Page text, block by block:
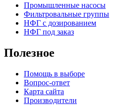
Промышленные насосы
Фильтровальные группы
НФГ с дозированием
НФГ под заказ
Полезное
Помощь в выборе
Вопрос-ответ
Карта сайта
Производители